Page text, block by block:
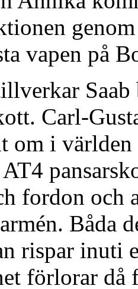
vapen på
Saab
Carl-
om i världen
AT4
fordon och
Båda
rispar inuti
förlorar då